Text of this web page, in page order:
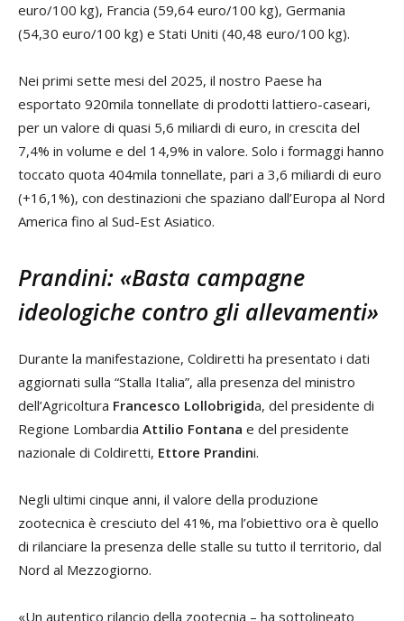
euro/100 kg), Francia (59,64 euro/100 kg), Germania
(54,30 euro/100 kg) e Stati Uniti (40,48 euro/100 kg).
Nei primi sette mesi del 2025, il nostro Paese ha
esportato 920mila tonnellate di prodotti lattiero-caseari,
per un valore di quasi 5,6 miliardi di euro, in crescita del
7,4% in volume e del 14,9% in valore. Solo i formaggi hanno
toccato quota 404mila tonnellate, pari a 3,6 miliardi di euro
(+16,1%), con destinazioni che spaziano dall’Europa al Nord
America fino al Sud-Est Asiatico.
Prandini: «Basta campagne
ideologiche contro gli allevamenti»
Durante la manifestazione, Coldiretti ha presentato i dati
aggiornati sulla “Stalla Italia”, alla presenza del ministro
dell’Agricoltura Francesco Lollobrigida, del presidente di
Regione Lombardia Attilio Fontana e del presidente
nazionale di Coldiretti, Ettore Prandini.
Negli ultimi cinque anni, il valore della produzione
zootecnica è cresciuto del 41%, ma l’obiettivo ora è quello
di rilanciare la presenza delle stalle su tutto il territorio, dal
Nord al Mezzogiorno.
«Un autentico rilancio della zootecnia – ha sottolineato